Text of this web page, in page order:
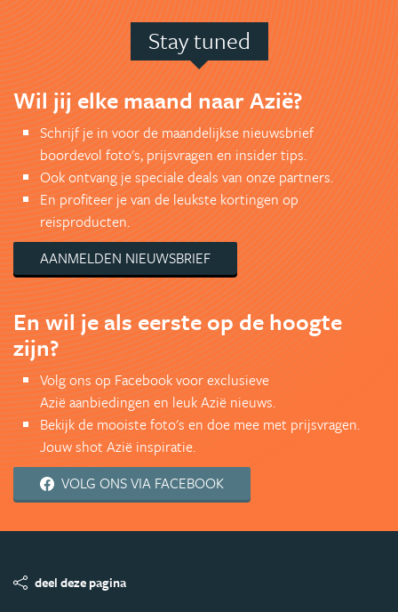
Stay tuned
Wil jij elke maand naar Azië?
Schrijf je in voor de maandelijkse nieuwsbrief
boordevol foto's, prijsvragen en insider tips.
Ook ontvang je speciale deals van onze partners.
En profiteer je van de leukste kortingen op
reisproducten.
AANMELDEN NIEUWSBRIEF
En wil je als eerste op de hoogte
zijn?
Volg ons op Facebook voor exclusieve
Azië aanbiedingen en leuk Azië nieuws.
Bekijk de mooiste foto's en doe mee met prijsvragen.
Jouw shot Azië inspiratie.
VOLG ONS VIA FACEBOOK
deel deze pagina